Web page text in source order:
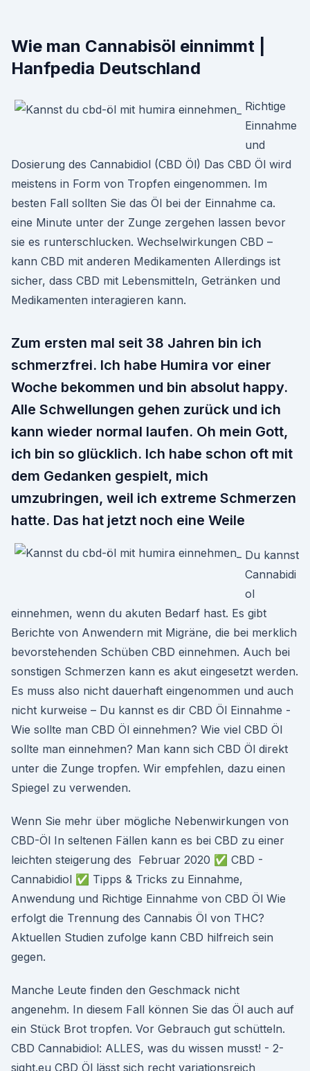
Wie man Cannabisöl einnimmt |
Hanfpedia Deutschland
Richtige
Einnahme
und
Dosierung des Cannabidiol (CBD Öl) Das CBD Öl wird
meistens in Form von Tropfen eingenommen. Im
besten Fall sollten Sie das Öl bei der Einnahme ca.
eine Minute unter der Zunge zergehen lassen bevor
sie es runterschlucken. Wechselwirkungen CBD –
kann CBD mit anderen Medikamenten Allerdings ist
sicher, dass CBD mit Lebensmitteln, Getränken und
Medikamenten interagieren kann.
Zum ersten mal seit 38 Jahren bin ich
schmerzfrei. Ich habe Humira vor einer
Woche bekommen und bin absolut happy.
Alle Schwellungen gehen zurück und ich
kann wieder normal laufen. Oh mein Gott,
ich bin so glücklich. Ich habe schon oft mit
dem Gedanken gespielt, mich
umzubringen, weil ich extreme Schmerzen
hatte. Das hat jetzt noch eine Weile
Du kannst
Cannabidi
ol
einnehmen, wenn du akuten Bedarf hast. Es gibt
Berichte von Anwendern mit Migräne, die bei merklich
bevorstehenden Schüben CBD einnehmen. Auch bei
sonstigen Schmerzen kann es akut eingesetzt werden.
Es muss also nicht dauerhaft eingenommen und auch
nicht kurweise – Du kannst es dir CBD Öl Einnahme -
Wie sollte man CBD Öl einnehmen? Wie viel CBD Öl
sollte man einnehmen? Man kann sich CBD Öl direkt
unter die Zunge tropfen. Wir empfehlen, dazu einen
Spiegel zu verwenden.
Wenn Sie mehr über mögliche Nebenwirkungen von
CBD-Öl In seltenen Fällen kann es bei CBD zu einer
leichten steigerung des Februar 2020 ✅ CBD -
Cannabidiol ✅ Tipps & Tricks zu Einnahme,
Anwendung und Richtige Einnahme von CBD Öl Wie
erfolgt die Trennung des Cannabis Öl von THC?
Aktuellen Studien zufolge kann CBD hilfreich sein
gegen.
Manche Leute finden den Geschmack nicht
angenehm. In diesem Fall können Sie das Öl auch auf
ein Stück Brot tropfen. Vor Gebrauch gut schütteln.
CBD Cannabidiol: ALLES, was du wissen musst! - 2-
sight.eu CBD Öl lässt sich recht variationsreich